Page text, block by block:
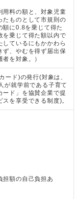
用料の額と、対象児童
たものとして市規則の
額に0.8を乗じて得た
を乗じて得た額以内で
しているにもかかわら
ず、やむを得ず届出保
を対象。
）
ード)の発行(対象は、
が就学前である子育て
ード」を協賛企業で提
を享受できる制度)。
担額の自己負担あ